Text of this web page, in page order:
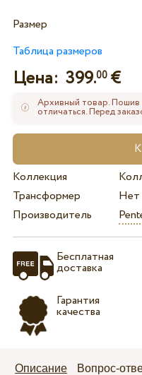
Размер
Таблица размеров
Цена: 399.00€
Архивный товар. Пошив
отличаться. Перед
Коллекция
Трансформер
Нет
Производитель
Бесплатная
доставка
Гарантия
качества
Описание Вопрос-